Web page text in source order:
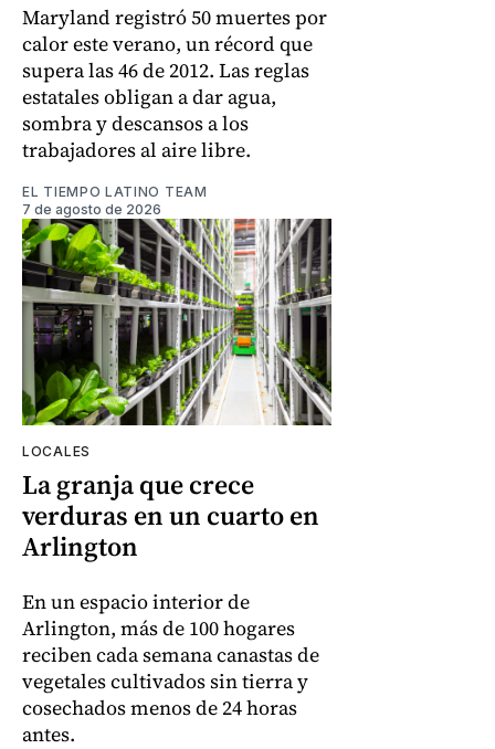
Maryland registró 50 muertes por
calor este verano, un récord que
supera las 46 de 2012. Las reglas
estatales obligan a dar agua,
sombra y descansos a los
trabajadores al aire libre.
EL TIEMPO LATINO TEAM
7 de agosto de 2026
LOCALES
La granja que crece
verduras en un cuarto en
Arlington
En un espacio interior de
Arlington, más de 100 hogares
reciben cada semana canastas de
vegetales cultivados sin tierra y
cosechados menos de 24 horas
antes.